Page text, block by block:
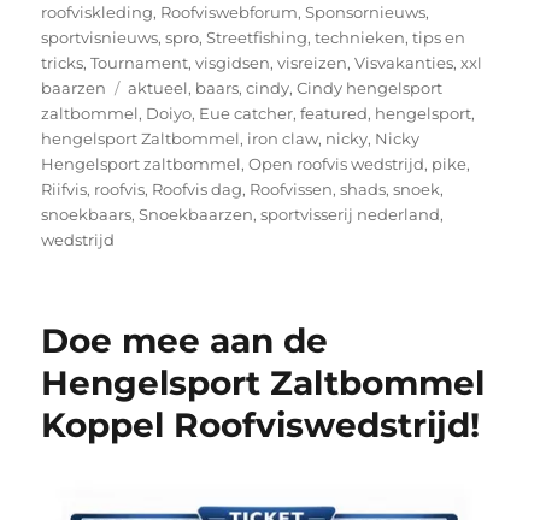
roofviskleding, Roofviswebforum,Sponsornieuws,
sportvisnieuws,spro,Streetfishing,technieken,tips en
tricks,Tournament,visgidsen,visreizen,Visvakanties,xxl
baarzen
Tags
aktueel, baars,cindy,Cindy hengelsport
zaltbommel, Doiyo, Eue catcher,featured, hengelsport,
hengelsport Zaltbommel, iron claw, nicky, Nicky
Hengelsport zaltbommel,Open roofvis wedstrijd, pike,
Riifvis, roofvis, Roofvis dag, Roofvissen,shads,snoek,
snoekbaars,Snoekbaarzen,sportvisserij nederland,
wedstrijd
Doe mee aan de
Hengelsport Zaltbommel
Koppel Roofviswedstrijd!